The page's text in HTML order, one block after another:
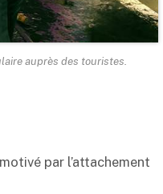
auprès des touristes.
par l’attachement